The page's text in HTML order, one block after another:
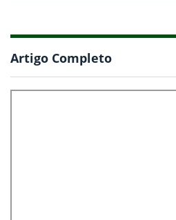
Artigo Completo